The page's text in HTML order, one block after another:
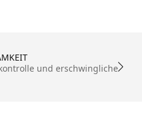
und erschwingliche